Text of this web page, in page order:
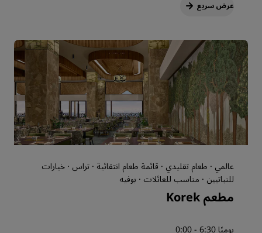
عرض سريع
عالمي · طعام تقليدي · قائمة طعام انتقائية · تراس · خيارات
للنباتيين · مناسب للعائلات · بوفيه
مطعم Korek
يوميًا 6:30 - 0:00